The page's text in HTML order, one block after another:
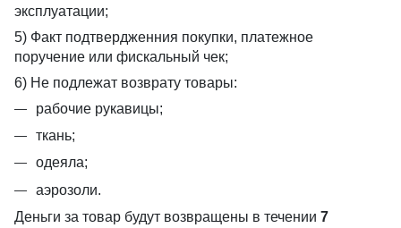
эксплуатации;
5) Факт подтвердженния покупки, платежное
поручение или фискальный чек;
6) Не подлежат возврату товары:
рабочие рукавицы;
ткань;
одеяла;
аэрозоли.
Деньги за товар будут возвращены в течении 7